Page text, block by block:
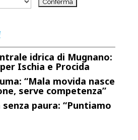
idrica di Mugnano:
Ischia e Procida
“Mala movida nasce
serve competenza”
paura: “Puntiamo